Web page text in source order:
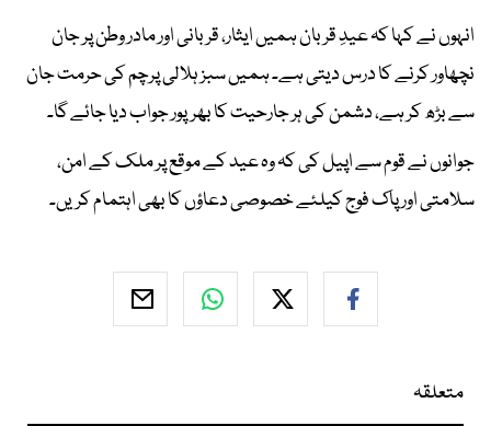
انہوں نے کہا کہ عیدِ قربان ہمیں ایثار، قربانی اور مادر وطن پر جان
نچھاور کرنے کا درس دیتی ہے۔ ہمیں سبز ہلالی پرچم کی حرمت جان
سے بڑھ کر ہے، دشمن کی ہر جارحیت کا بھرپور جواب دیا جائے گا۔
جوانوں نے قوم سے اپیل کی کہ وہ عید کے موقع پر ملک کے امن،
سلامتی اور پاک فوج کیلئے خصوصی دعاؤں کا بھی اہتمام کریں۔
متعلقہ